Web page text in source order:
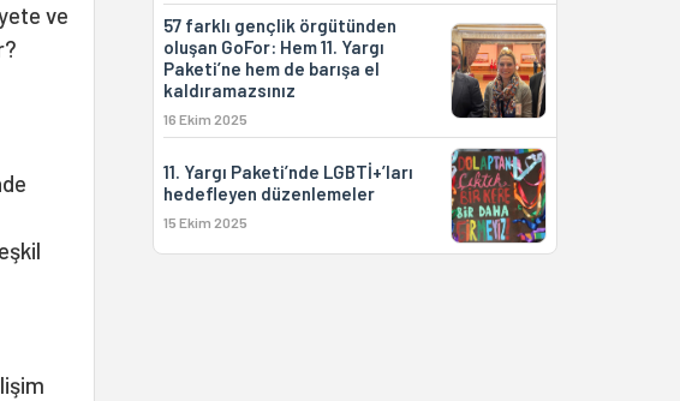
ve
57 farklı gençlik örgütünden
oluşan GoFor: Hem 11. Yargı
Paketi’ne hem de barışa el
kaldıramazsınız
16 Ekim 2025
11. Yargı Paketi’nde LGBTİ+’ları
hedefleyen düzenlemeler
15 Ekim 2025